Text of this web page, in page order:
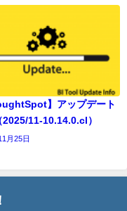
】アップデート
2025/11-10.14.0.cl）
月25日